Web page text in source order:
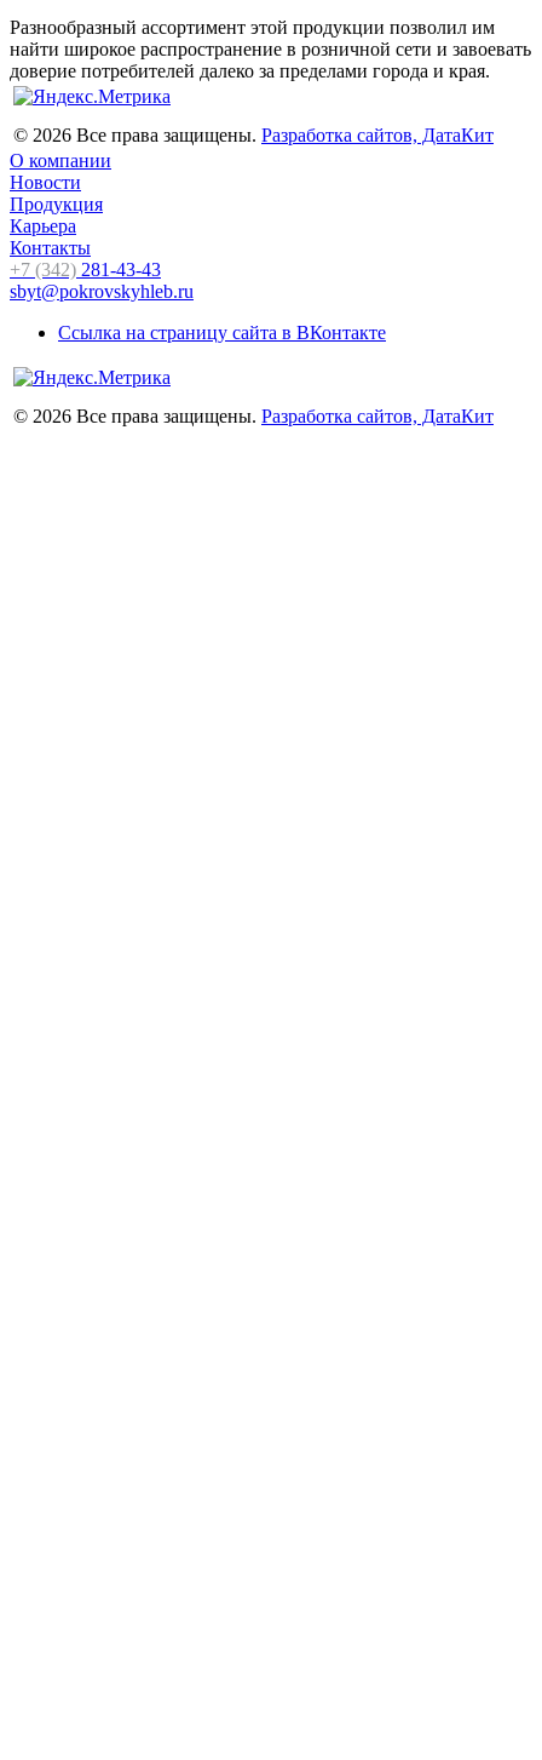
Разнообразный ассортимент этой продукции позволил им
найти широкое распространение в розничной сети и завоевать
доверие потребителей далеко за пределами города и края.
© 2026 Все права защищены. Разработка сайтов, ДатаКит
О компании
Новости
Продукция
Карьера
Контакты
+7 (342) 281-43-43
sbyt@pokrovskyhleb.ru
Ссылка на страницу сайта в ВКонтакте
© 2026 Все права защищены. Разработка сайтов, ДатаКит